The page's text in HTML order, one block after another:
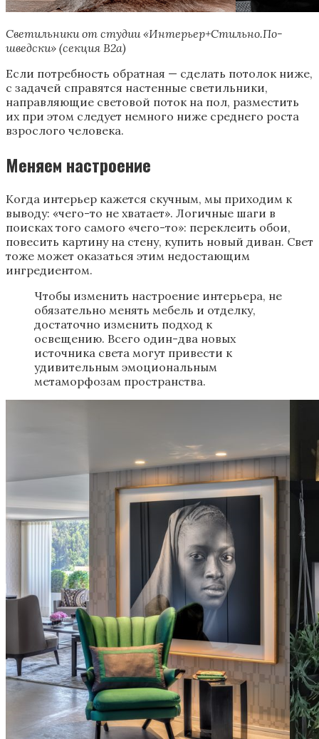
Светильники от студии «Интерьер+Стильно.По-
шведски» (секция В2а)
Если потребность обратная — сделать потолок ниже,
с задачей справятся настенные светильники,
направляющие световой поток на пол, разместить
их при этом следует немного ниже среднего роста
взрослого человека.
Меняем настроение
Когда интерьер кажется скучным, мы приходим к
выводу: «‎чего-то не хватает»‎. Логичные шаги в
поисках того самого «‎чего-то»: переклеить обои,
повесить картину на стену, купить новый диван. Свет
тоже может оказаться этим недостающим
ингредиентом.
Чтобы изменить настроение интерьера, не
обязательно менять мебель и отделку,
достаточно изменить подход к
освещению. Всего один-два новых
источника света могут привести к
удивительным эмоциональным
метаморфозам пространства.